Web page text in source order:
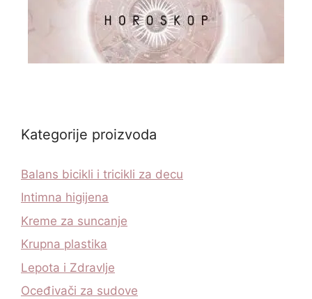
Kategorije proizvoda
Balans bicikli i tricikli za decu
Intimna higijena
Kreme za suncanje
Krupna plastika
Lepota i Zdravlje
Oceđivači za sudove